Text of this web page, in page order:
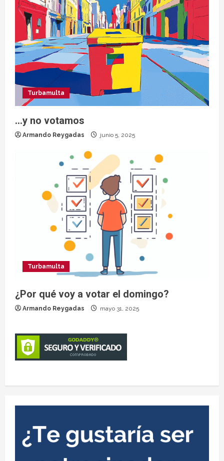
Turbamulta
…y no votamos
Armando Reygadas junio 5, 2025
Turbamulta
¿Por qué voy a votar el domingo?
Armando Reygadas mayo 31, 2025